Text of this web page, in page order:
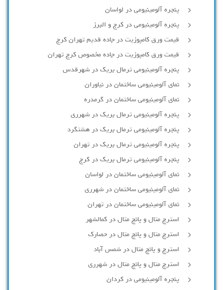
پنجره آلومینیومی در لواسان
پنجره آلومینیومی در کرج و البرز
قیمت ورق کامپوزیت در جاده قدیم تهران کرج
قیمت ورق کامپوزیت در جاده مخصوص کرج تهران
پنجره آلومینیومی ترمال بریک در شهرقدس
نمای آلومینیومی ساختمان در نیاوران
نمای آلومینیومی ساختمان در گرمدره
پنجره آلومینیومی ترمال بریک در شهرری
پنجره آلومینیومی ترمال بریک در هشتگرد
پنجره آلومینیومی ترمال بریک در تهران
پنجره آلومینیومی ترمال بریک در کرج
نمای آلومینیومی ساختمان در لواسان
نمای آلومینیومی ساختمان در شهرری
نمای آلومینیومی ساختمان در تهران
استرچ متال و پانچ متال در کمالشهر
استرچ متال و پانچ متال در حصارك
استرچ و پانچ متال در شمس آباد
استرچ متال و پانچ متال در شهرری
پنجره آلومینیومی در کردان